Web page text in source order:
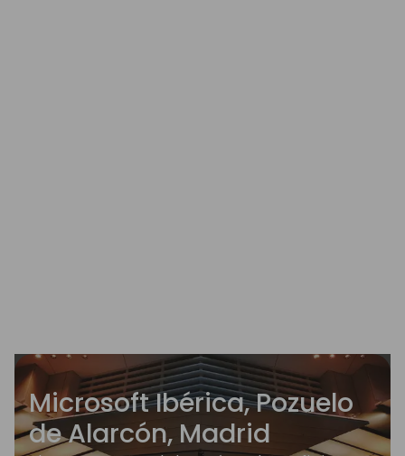
Microsoft Ibérica, Pozuelo
de Alarcón, Madrid